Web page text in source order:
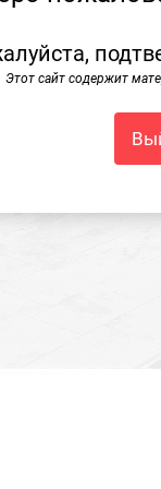
Этот сайт содержит